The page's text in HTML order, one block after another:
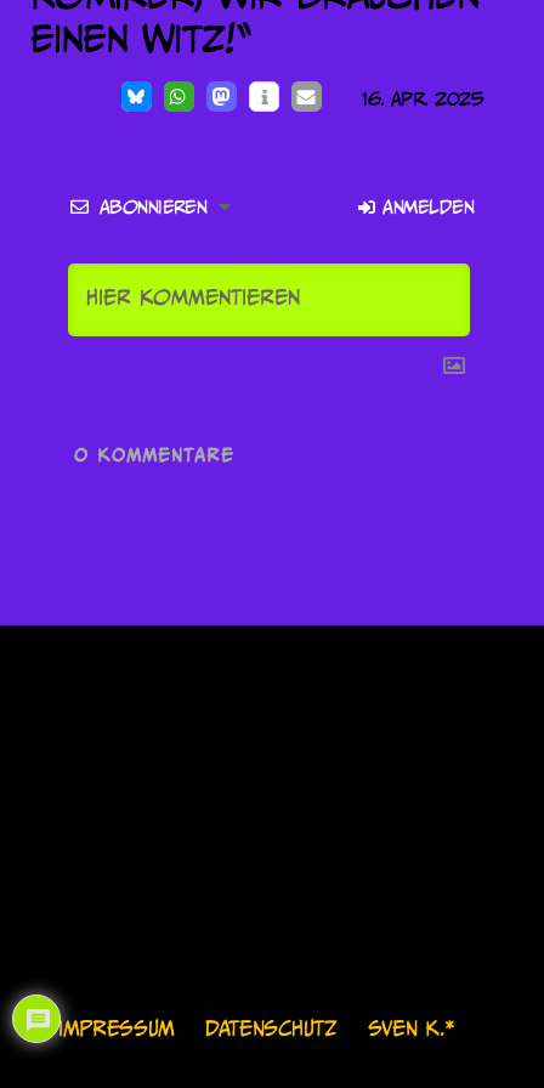
16. Apr. 2025
Abonnieren Anmelden
0 KOMMENTARE
IMPRESSUM DATENSCHUTZ SVEN K.*